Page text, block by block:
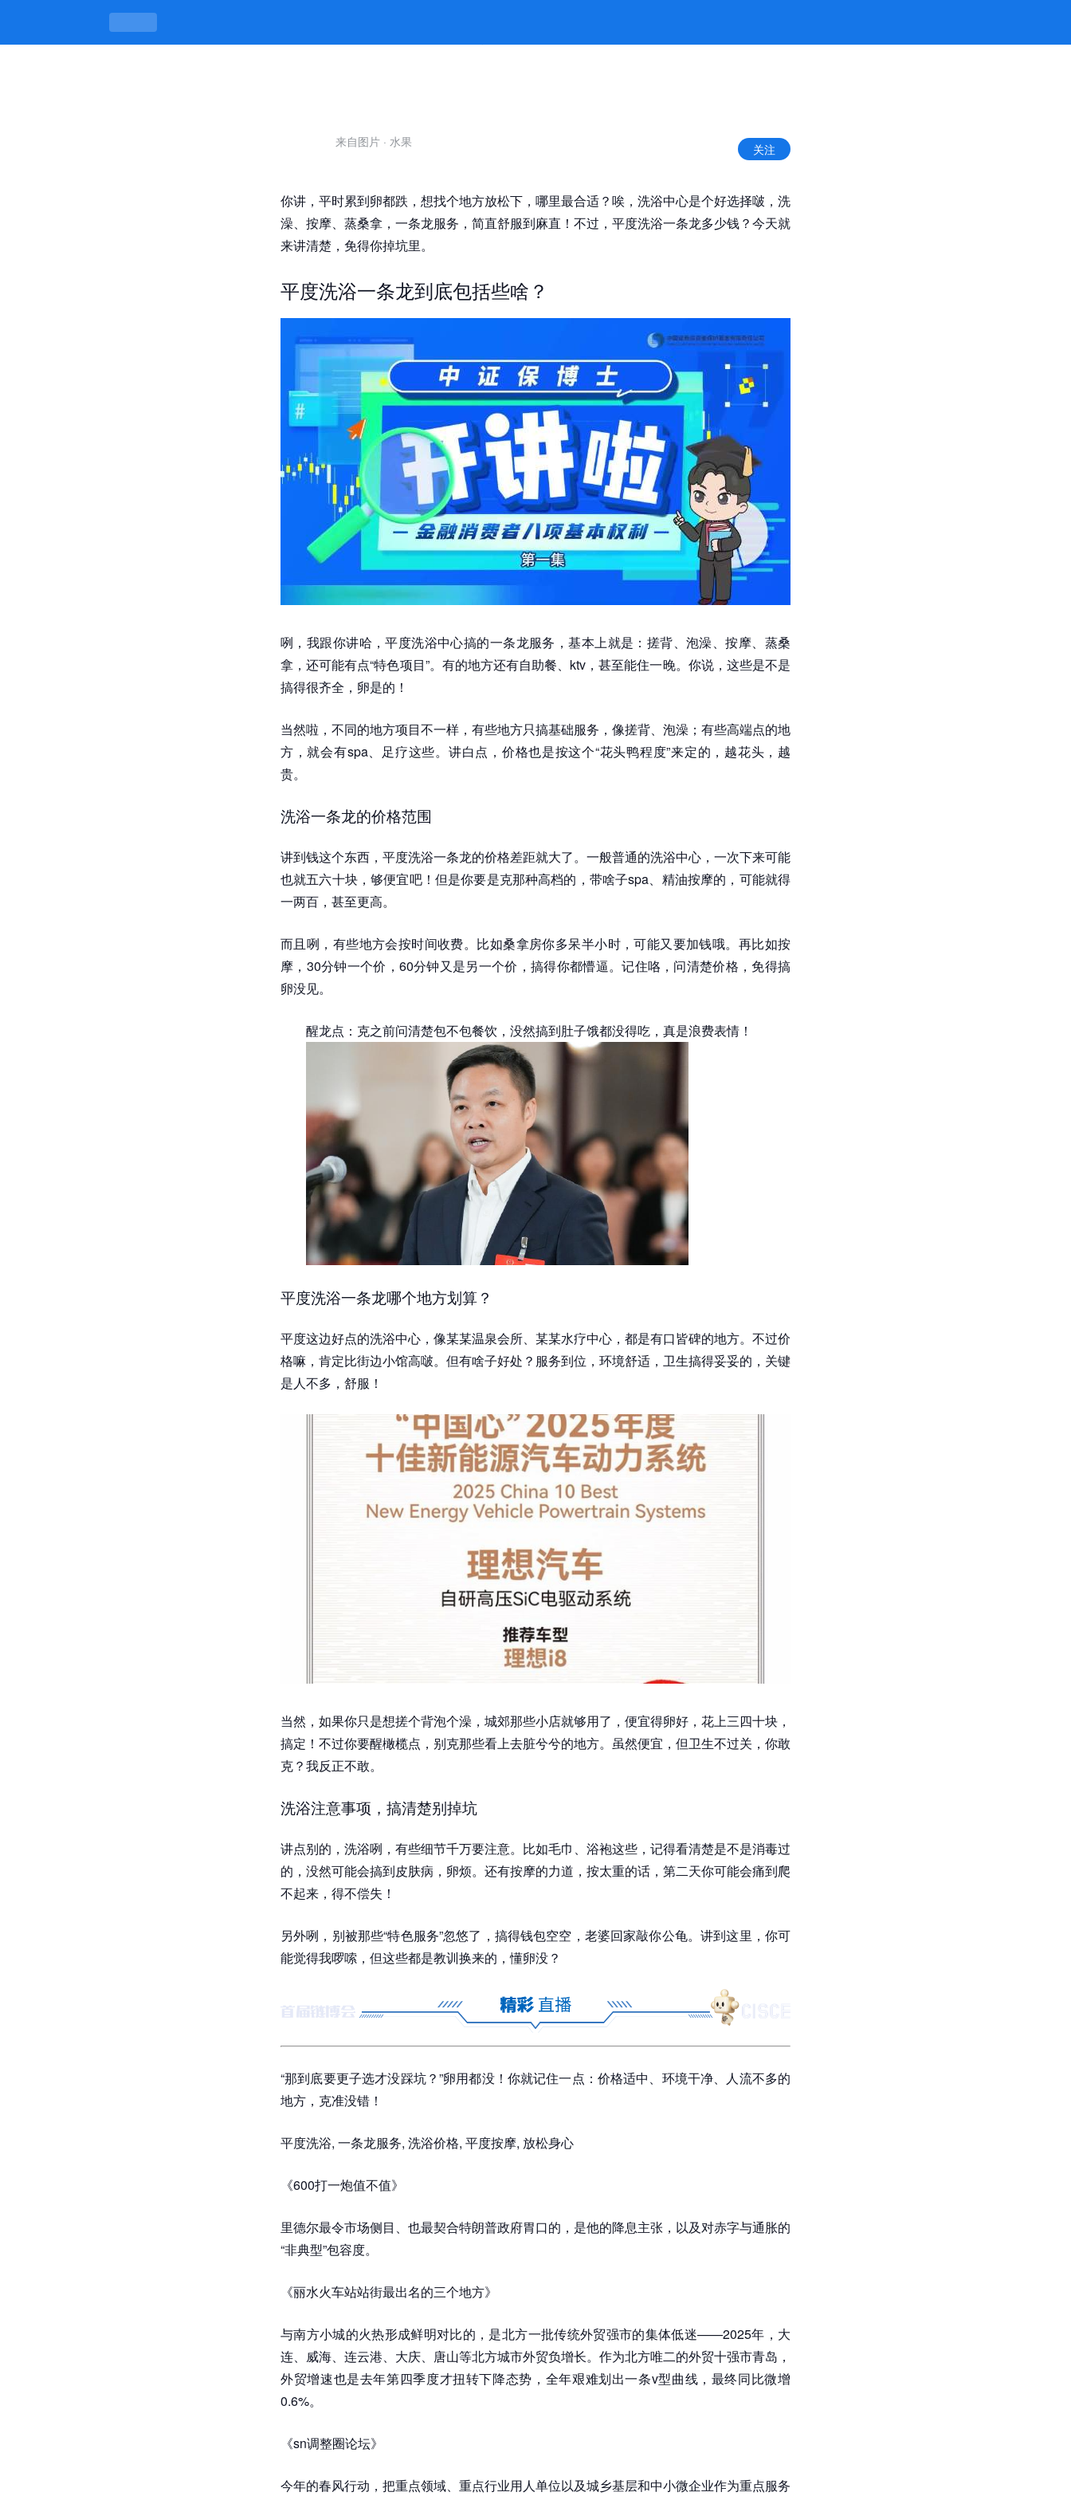
平度洗浴一条龙多少钱，服务项目全览价格揭秘 -jiuyou九游娱乐官方
来自图片 · 水果 关注
你讲，平时累到卵都跌，想找个地方放松下，哪里最合适？唉，洗浴中心是个好选择啵，洗
澡、按摩、蒸桑拿，一条龙服务，简直舒服到麻直！不过，平度洗浴一条龙多少钱？今天就
来讲清楚，免得你掉坑里。
平度洗浴一条龙到底包括些啥？
咧，我跟你讲哈，平度洗浴中心搞的一条龙服务，基本上就是：搓背、泡澡、按摩、蒸桑
拿，还可能有点“特色项目”。有的地方还有自助餐、ktv，甚至能住一晚。你说，这些是不是
搞得很齐全，卵是的！
当然啦，不同的地方项目不一样，有些地方只搞基础服务，像搓背、泡澡；有些高端点的地
方，就会有spa、足疗这些。讲白点，价格也是按这个“花头鸭程度”来定的，越花头，越
贵。
洗浴一条龙的价格范围
讲到钱这个东西，平度洗浴一条龙的价格差距就大了。一般普通的洗浴中心，一次下来可能
也就五六十块，够便宜吧！但是你要是克那种高档的，带啥子spa、精油按摩的，可能就得
一两百，甚至更高。
而且咧，有些地方会按时间收费。比如桑拿房你多呆半小时，可能又要加钱哦。再比如按
摩，30分钟一个价，60分钟又是另一个价，搞得你都懵逼。记住咯，问清楚价格，免得搞
卵没见。
醒龙点：克之前问清楚包不包餐饮，没然搞到肚子饿都没得吃，真是浪费表情！
平度洗浴一条龙哪个地方划算？
平度这边好点的洗浴中心，像某某温泉会所、某某水疗中心，都是有口皆碑的地方。不过价
格嘛，肯定比街边小馆高啵。但有啥子好处？服务到位，环境舒适，卫生搞得妥妥的，关键
是人不多，舒服！
当然，如果你只是想搓个背泡个澡，城郊那些小店就够用了，便宜得卵好，花上三四十块，
搞定！不过你要醒橄榄点，别克那些看上去脏兮兮的地方。虽然便宜，但卫生不过关，你敢
克？我反正不敢。
洗浴注意事项，搞清楚别掉坑
讲点别的，洗浴咧，有些细节千万要注意。比如毛巾、浴袍这些，记得看清楚是不是消毒过
的，没然可能会搞到皮肤病，卵烦。还有按摩的力道，按太重的话，第二天你可能会痛到爬
不起来，得不偿失！
另外咧，别被那些“特色服务”忽悠了，搞得钱包空空，老婆回家敲你公龟。讲到这里，你可
能觉得我啰嗦，但这些都是教训换来的，懂卵没？
“那到底要更子选才没踩坑？”卵用都没！你就记住一点：价格适中、环境干净、人流不多的
地方，克准没错！
平度洗浴, 一条龙服务, 洗浴价格, 平度按摩, 放松身心
《600打一炮值不值》
里德尔最令市场侧目、也最契合特朗普政府胃口的，是他的降息主张，以及对赤字与通胀的
“非典型”包容度。
《丽水火车站站街最出名的三个地方》
与南方小城的火热形成鲜明对比的，是北方一批传统外贸强市的集体低迷——2025年，大
连、威海、连云港、大庆、唐山等北方城市外贸负增长。作为北方唯二的外贸十强市青岛，
外贸增速也是去年第四季度才扭转下降态势，全年艰难划出一条v型曲线，最终同比微增
0.6%。
《sn调整圈论坛》
今年的春风行动，把重点领域、重点行业用人单位以及城乡基层和中小微企业作为重点服务